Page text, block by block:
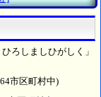
ろしましひがしく」
市区町村中)